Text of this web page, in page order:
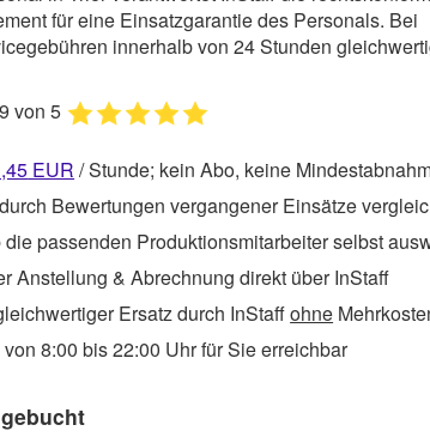
für eine Einsatzgarantie des Personals. Bei
innerhalb von 24 Stunden
von 5
EUR / Stunde; kein Abo, keine
Bewertungen vergangener Einsätze
die passenden Produktionsmitarbeiter selbst
Anstellung & Abrechnung direkt über InStaff
Ersatz durch InStaffohne
8:00 bis 22:00 Uhr für Sie erreichbar